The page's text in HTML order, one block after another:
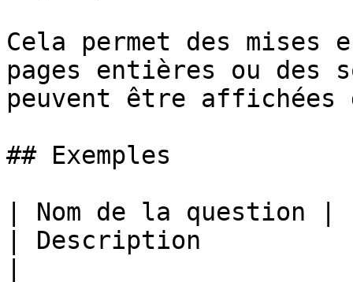
Cela permet des
pages entières ou des
peuvent être affichées
## Exemples
| Nom de la question |
| Description